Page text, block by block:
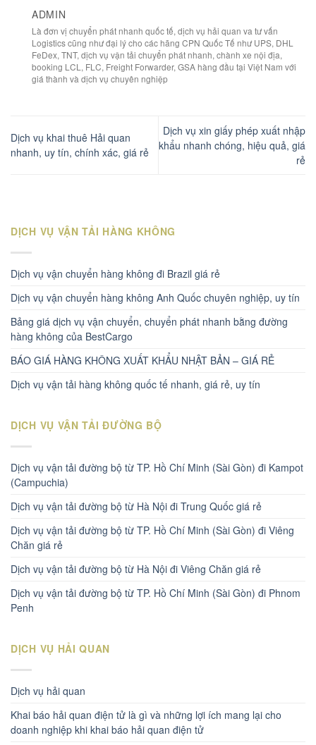
ADMIN
Là đơn vị chuyển phát nhanh quốc tế, dịch vụ hải quan va tư vấn
Logistics cũng như đại lý cho các hãng CPN Quốc Tế như UPS, DHL
FeDex, TNT, dịch vụ vận tải chuyển phát nhanh, chành xe nội địa,
booking LCL, FLC, Freight Forwarder, GSA hàng đầu tại Việt Nam với
giá thành và dịch vụ chuyên nghiệp
Dịch vụ khai thuê Hải quan
nhanh, uy tín, chính xác, giá rẻ
Dịch vụ xin giấy phép xuất nhập
khẩu nhanh chóng, hiệu quả, giá
rẻ
DỊCH VỤ VẬN TẢI HÀNG KHÔNG
Dịch vụ vận chuyển hàng không đi Brazil giá rẻ
Dịch vụ vận chuyển hàng không Anh Quốc chuyên nghiệp, uy tín
Bảng giá dịch vụ vận chuyển, chuyển phát nhanh bằng đường
hàng không của BestCargo
BÁO GIÁ HÀNG KHÔNG XUẤT KHẨU NHẬT BẢN – GIÁ RẺ
Dịch vụ vận tải hàng không quốc tế nhanh, giá rẻ, uy tín
DỊCH VỤ VẬN TẢI ĐƯỜNG BỘ
Dịch vụ vận tải đường bộ từ TP. Hồ Chí Minh (Sài Gòn) đi Kampot
(Campuchia)
Dịch vụ vận tải đường bộ từ Hà Nội đi Trung Quốc giá rẻ
Dịch vụ vận tải đường bộ từ TP. Hồ Chí Minh (Sài Gòn) đi Viêng
Chăn giá rẻ
Dịch vụ vận tải đường bộ từ Hà Nội đi Viêng Chăn giá rẻ
Dịch vụ vận tải đường bộ từ TP. Hồ Chí Minh (Sài Gòn) đi Phnom
Penh
DỊCH VỤ HẢI QUAN
Dịch vụ hải quan
Khai báo hải quan điện tử là gì và những lợi ích mang lại cho
doanh nghiệp khi khai báo hải quan điện tử